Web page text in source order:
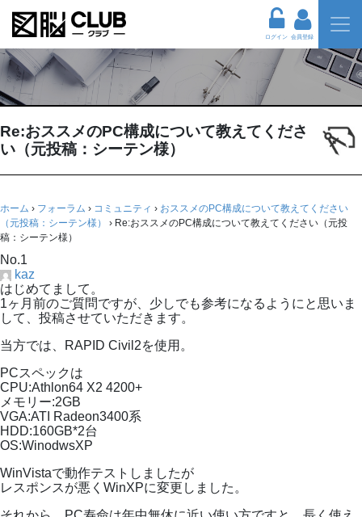
ログイン 会員登録
Re:おススメのPC構成について教えてくださ
い（元投稿：シーテン様）
ホーム › フォーラム › コミュニティ › おススメのPC構成について教えてください
（元投稿：シーテン様）
› Re:おススメのPC構成について教えてください（元投
稿：シーテン様）
No.1
kaz
はじめてまして。
1ヶ月前のご質問ですが、少しでも参考になるようにと思いま
して、投稿させていただきます。
当方では、RAPID Civil2を使用。
PCスペックは
CPU:Athlon64 X2 4200+
メモリー:2GB
VGA:ATI Radeon3400系
HDD:160GB*2台
OS:WinodwsXP
WinVistaで動作テストしましたが
レスポンスが悪くWinXPに変更しました。